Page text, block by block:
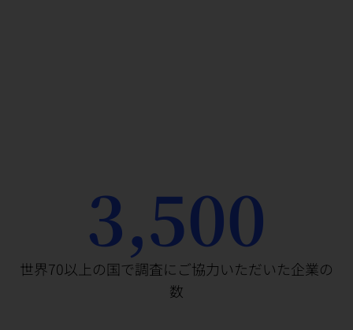
3,500
世界70以上の国で調査にご協力いただいた企業の
数